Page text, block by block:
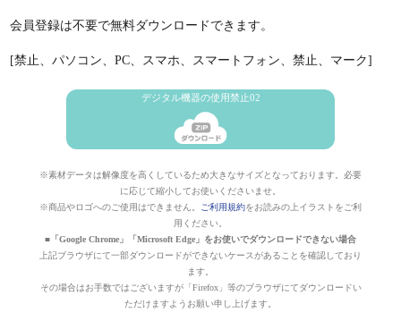
会員登録は不要で無料ダウンロードできます。
[禁止、パソコン、PC、スマホ、スマートフォン、禁止、マーク]
デジタル機器の使用禁止02
※素材データは解像度を高くしているため大きなサイズとなっております。必要
に応じて縮小してお使いくださいませ。
※商品やロゴへのご使用はできません。
ご利用規約をお読みの上イラストをご利
用ください。
■「Google Chrome」「Microsoft Edge」をお使いでダウンロードできない場合
上記ブラウザにて一部ダウンロードができないケースがあることを確認しており
ます。
その場合はお手数ではございますが「Firefox」等のブラウザにてダウンロードい
ただけますようお願い申し上げます。